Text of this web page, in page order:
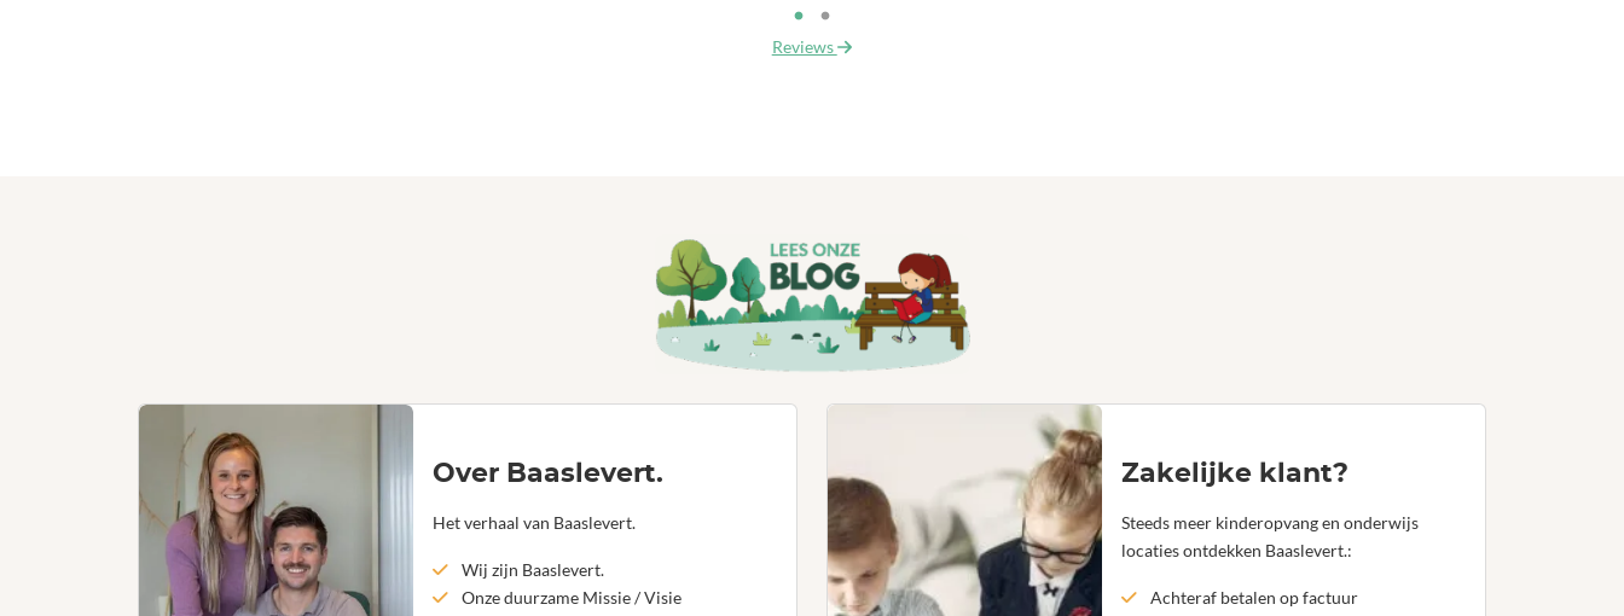
Reviews
Over Baaslevert.
Het verhaal van Baaslevert.
Wij zijn Baaslevert.
Onze duurzame Missie / Visie
Zakelijke klant?
Steeds meer kinderopvang en onderwijs
locaties ontdekken Baaslevert.:
Achteraf betalen op factuur